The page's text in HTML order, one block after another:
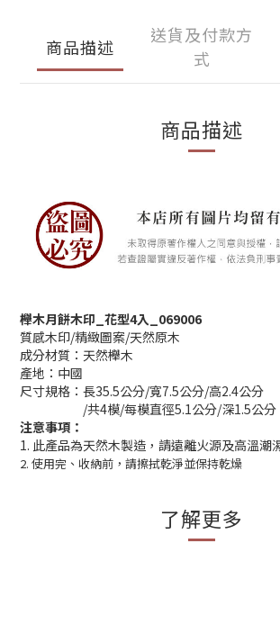
商品描述
送貨及付款方
式
商品描述
櫸木月餅木印_花型4入_069006
質感木印/精緻圖案/天然原木
成分材質：天然櫸木
產地：中國
尺寸規格：長35.5公分/寬7.5公分/高2.4公分
/共4模/每模直徑5.1公分/深1.5公分
注意事項：
1. 此產品為天然木製造，請遠離火源及高溫潮
2. 使用完、收納前，請擦拭乾淨並保持乾燥
了解更多